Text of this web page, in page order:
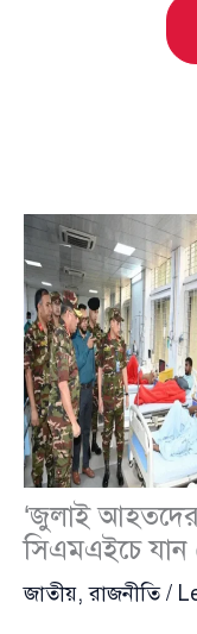
‘জুলাই আহতদের
সিএমএইচে যান
জাতীয়,রাজনীতি/